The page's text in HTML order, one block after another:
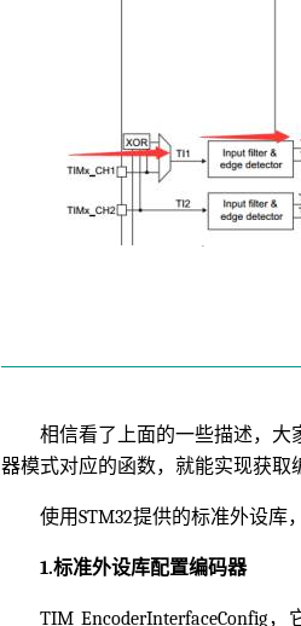
相信看了上面的一些描述，大
器模式对应的函数，就能实现获取
使用STM32提供的标准外设库
1.标准外设库配置编码器